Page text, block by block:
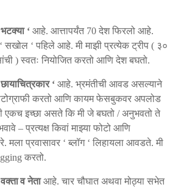
भटक्या ‘ आहे.आत्तापर्यंत70देश फिरलो आहे.
‘ सखोल ‘ पहिले आहे.मी माझी प्रत्येक ट्रीप ( ३०
)स्वतः नियोजित करतो आणि देश बघतो.
छायाचित्रकार ‘ आहे.भ्रमंतीची आवड असल्याने
करतो आणि कायम फेसबुकवर अपलोड
एकच इच्छा असते कि मी जे बघतो /अनुभवतो ते
–प्रत्यक्ष किवां माझ्या फोटो आणि
.मला प्रवासावर ‘ ब्लॉग ‘ लिहायला आवडते.मी
करतो.
वक्ता व नेता आहे.चार चौघात अथवा मोठ्या सभेत